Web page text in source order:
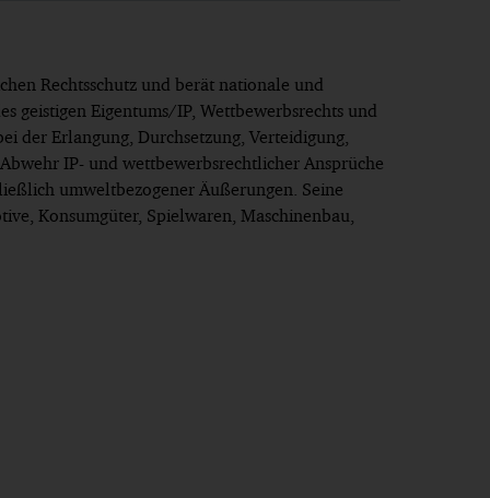
Rechtsschutz und berät nationale und
geistigen Eigentums/IP, Wettbewerbsrechts und
der Erlangung, Durchsetzung, Verteidigung,
IP- und wettbewerbsrechtlicher Ansprüche
umweltbezogener Äußerungen. Seine
Konsumgüter, Spielwaren, Maschinenbau,